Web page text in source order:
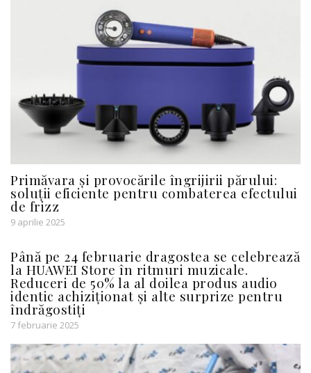
Primăvara și provocările îngrijirii părului:
soluții eficiente pentru combaterea efectului
de frizz
9 aprilie 2025
Până pe 24 februarie dragostea se celebrează
la HUAWEI Store în ritmuri muzicale.
Reduceri de 50% la al doilea produs audio
identic achiziționat și alte surprize pentru
îndrăgostiți
7 februarie 2025